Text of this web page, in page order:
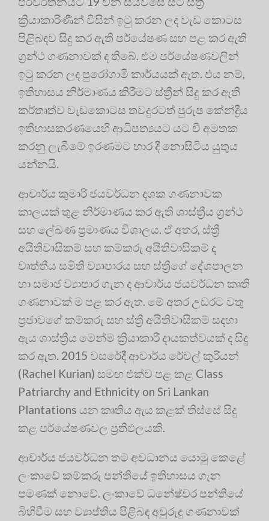
ක්‍රියාකාරිණීන් විසින් ඉටු කරන ලද වැඩ කොටස
පිළිබඳව සිදු කර ඇති පර්යේෂණ සහ පළ කර ඇති
ග්‍රන්ථ ගණනාවක් ද තිබේ. එම පර්යේෂණවලින්
ඉටු කරන ලද පුරෝගාමී කාර්යයක් ඇත. එය නම්,
ඉතිහාසය නිර්මාණය කිරීමට ස්ත්‍රීන් සිදු කර ඇති
කර්තෘත්ව වැඩකොටස තවදුරටත් පුරුෂ කේන්ද්‍රීය
ඉතිහාසකරණයෙහි ආධිපත්‍යයට යට වී අමතක
කරනු ලැබීමේ ඉරණමට භාර දී නොසිටිය යුතුය
යන්නයි.
ආචාර්ය කුමාරි ජයවර්ධන දශක ගණනාවක
කාලයක් තුළ නිර්මාණය කර ඇති ශාස්ත්‍රීය ග්‍රන්ථ
සහ ලේඛණ ප්‍රමාණය විශාලය. ඒ අතර, ස්ත්‍රී
අයිතිවාසිකම් සහ කම්කරු අයිතිවාසිකම් ද
වෘත්තීය සමිති ව්‍යාපාරය සහ ස්ත්‍රීගේ දේශපාලන
හා සමාජ ව්‍යාපාර ගැන ද ආචාර්ය ජයවර්ධන කෘති
ගණනාවක් ම පළ කර ඇත. මේ අතර උඩරට වතු
ප්‍රජාවගේ කම්කරු සහ ස්ත්‍රී අයිතිවාසිකම් සදහා
ඇය ශාස්ත්‍රීය මෙන්ම ක්‍රියාකාරී දායකත්වයක් ද සිදු
කර ඇත. 2015 වසරේදී ආචාර්ය රේචල් කුරියන්
(Rachel Kurian) සමඟ එක්ව පළ කළ Class
Patriarchy and Ethnicity on Sri Lankan
Plantations යන කෘතිය ඇය කළක් තිස්සේ සිදු
කළ පර්යේෂණවල ප්‍රතිඵලයකි.
ආචාර්ය ජයවර්ධන තම අවධානය යොමු කෙළේ
ලංකාවේ කම්කරු පන්තියේ ඉතිහාසය ගැන
පමණක් නොවේ. ලංකාවේ ධනේෂ්වර පන්තියේ
බිහිවීම සහ ව්‍යාප්තිය පිළිබඳ අවුරුදු ගණනාවක්